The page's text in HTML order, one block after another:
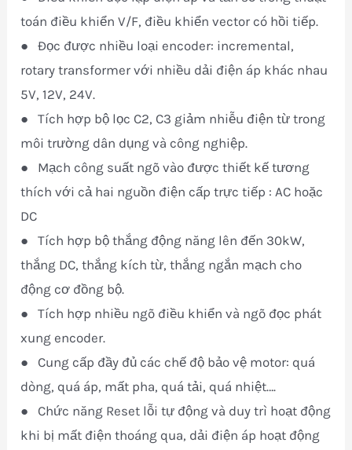
toán điều khiển V/F, điều khiển vector có hồi tiếp.
● Đọc được nhiều loại encoder: incremental,
rotary transformer với nhiều dải điện áp khác nhau
5V, 12V, 24V.
● Tích hợp bộ lọc C2, C3 giảm nhiễu điện từ trong
môi trường dân dụng và công nghiệp.
● Mạch công suất ngõ vào được thiết kế tương
thích với cả hai nguồn điện cấp trực tiếp : AC hoặc
DC
● Tích hợp bộ thắng động năng lên đến 30kW,
thắng DC, thắng kích từ, thắng ngắn mạch cho
động cơ đồng bộ.
● Tích hợp nhiều ngõ điều khiển và ngõ đọc phát
xung encoder.
● Cung cấp đầy đủ các chế độ bảo vệ motor: quá
dòng, quá áp, mất pha, quá tải, quá nhiệt….
● Chức năng Reset lỗi tự động và duy trì hoạt động
khi bị mất điện thoáng qua, dải điện áp hoạt động